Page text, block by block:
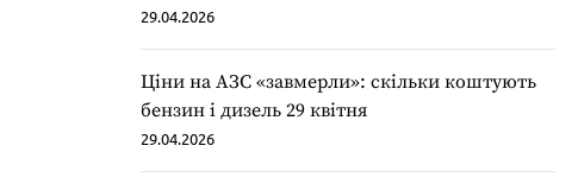
29.04.2026
Ціни на АЗС «завмерли»: скільки коштують
бензин і дизель 29 квітня
29.04.2026